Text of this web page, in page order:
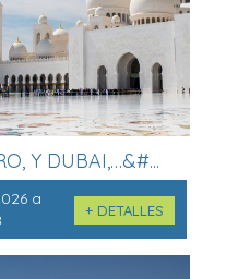
Y DUBAI,…&#...
a
+ DETALLES